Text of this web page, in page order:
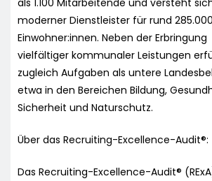
moderner Dienstleister für rund 285.000
Einwohner:innen. Neben der Erbringung
vielfältiger kommunaler Leistungen
zugleich Aufgaben als untere
etwa in den Bereichen Bildung,
Sicherheit und Naturschutz.
Über das Recruiting-Excellence-Audit®:
Das Recruiting-Excellence-Audit®